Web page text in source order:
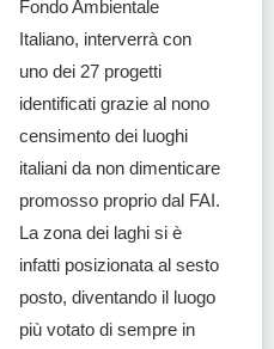
Fondo Ambientale
Italiano, interverrà con
uno dei 27 progetti
identificati grazie al nono
censimento dei luoghi
italiani da non dimenticare
promosso proprio dal FAI.
La zona dei laghi si è
infatti posizionata al sesto
posto, diventando il luogo
più votato di sempre in